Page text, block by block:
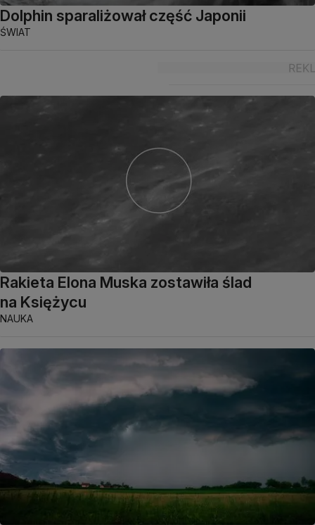
Dolphin sparaliżował część Japonii
ŚWIAT
Rakieta Elona Muska zostawiła ślad
na Księżycu
NAUKA